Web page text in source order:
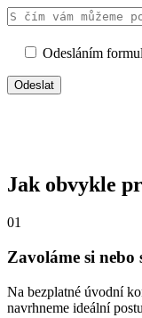
Odesláním
Jak obvykle
01
Zavoláme si nebo
Na bezplatné úvodní
navrhneme ideální